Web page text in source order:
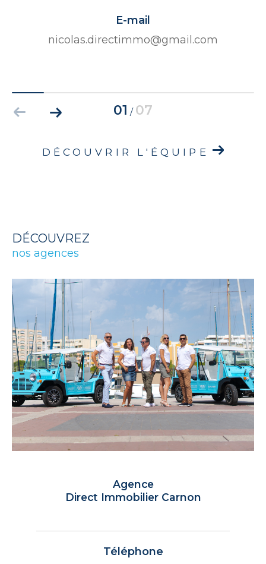
E-mail
nicolas.directimmo@gmail.com
01 / 07
DÉCOUVRIR L'ÉQUIPE
DÉCOUVREZ
nos agences
Agence
Direct Immobilier Carnon
Téléphone